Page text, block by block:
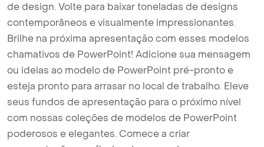
de design. Volte para baixar toneladas de designs
contemporâneos e visualmente impressionantes.
Brilhe na próxima apresentação com esses modelos
chamativos de PowerPoint! Adicione sua mensagem
ou ideias ao modelo de PowerPoint pré-pronto e
esteja pronto para arrasar no local de trabalho. Eleve
seus fundos de apresentação para o próximo nível
com nossas coleções de modelos de PowerPoint
poderosos e elegantes. Comece a criar